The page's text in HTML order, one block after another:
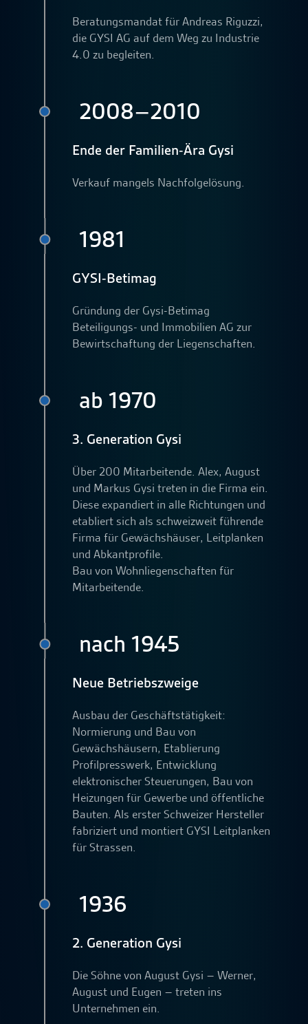
Beratungsmandat für Andreas Riguzzi,
die GYSI AG auf dem Weg zu Industrie
4.0 zu begleiten.
2008–2010
Ende der Familien-Ära Gysi
Verkauf mangels Nachfolgelösung.
1981
GYSI-Betimag
Gründung der Gysi-Betimag
Beteiligungs- und Immobilien AG zur
Bewirtschaftung der Liegenschaften.
ab 1970
3. Generation Gysi
Über 200 Mitarbeitende. Alex, August
und Markus Gysi treten in die Firma ein.
Diese expandiert in alle Richtungen und
etabliert sich als schweizweit führende
Firma für Gewächshäuser, Leitplanken
und Abkantprofile.
Bau von Wohnliegenschaften für
Mitarbeitende.
nach 1945
Neue Betriebszweige
Ausbau der Geschäftstätigkeit:
Normierung und Bau von
Gewächshäusern, Etablierung
Profilpresswerk, Entwicklung
elektronischer Steuerungen, Bau von
Heizungen für Gewerbe und öffentliche
Bauten. Als erster Schweizer Hersteller
fabriziert und montiert GYSI Leitplanken
für Strassen.
1936
2. Generation Gysi
Die Söhne von August Gysi – Werner,
August und Eugen – treten ins
Unternehmen ein.